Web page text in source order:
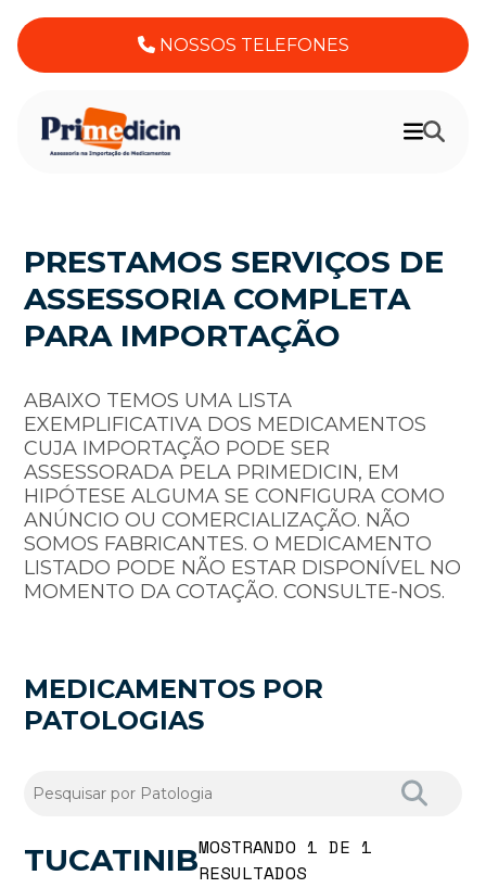
NOSSOS TELEFONES
PRESTAMOS SERVIÇOS DE
ASSESSORIA COMPLETA
PARA IMPORTAÇÃO
ABAIXO TEMOS UMA LISTA
EXEMPLIFICATIVA DOS MEDICAMENTOS
CUJA IMPORTAÇÃO PODE SER
ASSESSORADA PELA PRIMEDICIN, EM
HIPÓTESE ALGUMA SE CONFIGURA COMO
ANÚNCIO OU COMERCIALIZAÇÃO. NÃO
SOMOS FABRICANTES. O MEDICAMENTO
LISTADO PODE NÃO ESTAR DISPONÍVEL NO
MOMENTO DA COTAÇÃO. CONSULTE-NOS.
MEDICAMENTOS POR
PATOLOGIAS
TUCATINIBMOSTRANDO 1 DE 1
RESULTADOS